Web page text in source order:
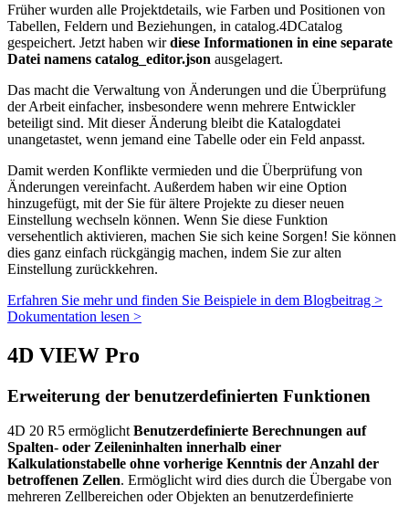
Früher wurden alle Projektdetails, wie Farben und Positionen von
Tabellen, Feldern und Beziehungen, in catalog.4DCatalog
gespeichert. Jetzt haben wirdiese Informationen in eine separate
Datei namens catalog_editor.json ausgelagert.
Das macht die Verwaltung von Änderungen und die Überprüfung
der Arbeit einfacher, insbesondere wenn mehrere Entwickler
beteiligt sind. Mit dieser Änderung bleibt die Katalogdatei
unangetastet, wenn jemand eine Tabelle oder ein Feld anpasst.
Damit werden Konflikte vermieden und die Überprüfung von
Änderungen vereinfacht. Außerdem haben wir eine Option
hinzugefügt, mit der Sie für ältere Projekte zu dieser neuen
Einstellung wechseln können. Wenn Sie diese Funktion
versehentlich aktivieren, machen Sie sich keine Sorgen! Sie können
dies ganz einfach rückgängig machen, indem Sie zur alten
Einstellung zurückkehren.
Erfahren Sie mehr und finden Sie Beispiele in dem Blogbeitrag >
Dokumentation lesen >
4D VIEW Pro
Erweiterung der benutzerdefinierten Funktionen
4D 20 R5 ermöglicht Benutzerdefinierte Berechnungen auf
Spalten- oder Zeileninhalten innerhalb einer
Kalkulationstabelle ohne vorherige Kenntnis der Anzahl der
betroffenen Zellen. Ermöglicht wird dies durch die Übergabe von
mehreren Zellbereichen oder Objekten an benutzerdefinierte